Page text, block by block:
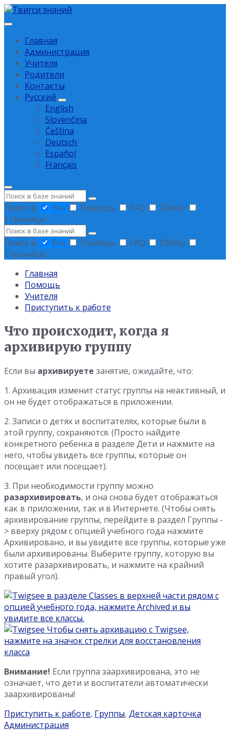
Перейти
к
Перейти
к
навигации
Перейти
к
колонтитулу
Главная
Администрация
Учителя
Родители
Контакты
Русский
English
Slovenčina
Čeština
Deutsch
Español
Français
Поиск
Поиск в:
Все Помощь FAQ
Články
Страницы
Поиск
Поиск в:
Все Помощь FAQ
Články
Страницы
Главная
Помощь
Учителя
Приступить к работе
Что происходит, когда я
архивирую группу
Если вы архивируете занятие, ожидайте, что:
1. Архивация изменит статус группы на неактивный, и
он не будет отображаться в приложении.
2. Записи о детях и воспитателях, которые были в
этой группу, сохраняются. (Просто найдите
конкретного ребенка в разделе Дети и нажмите на
него, чтобы увидеть все группы, которые он
посещает или посещает).
3. При необходимости группу можно
разархивировать, и она снова будет отображаться
как в приложении, так и в Интернете. (Чтобы снять
архивирование группы, перейдите в раздел Группы -
> вверху рядом с опцией учебного года нажмите
Архивировано, и вы увидите все группы, которые уже
были архивированы. Выберите группу, которую вы
хотите разархивировать, и нажмите на крайний
правый угол).
Внимание! Если группа заархивирована, это не
означает, что дети и воспитатели автоматически
заархивированы!
Категория:
Приступить к работе, Группы, Детская карточка
Администрация